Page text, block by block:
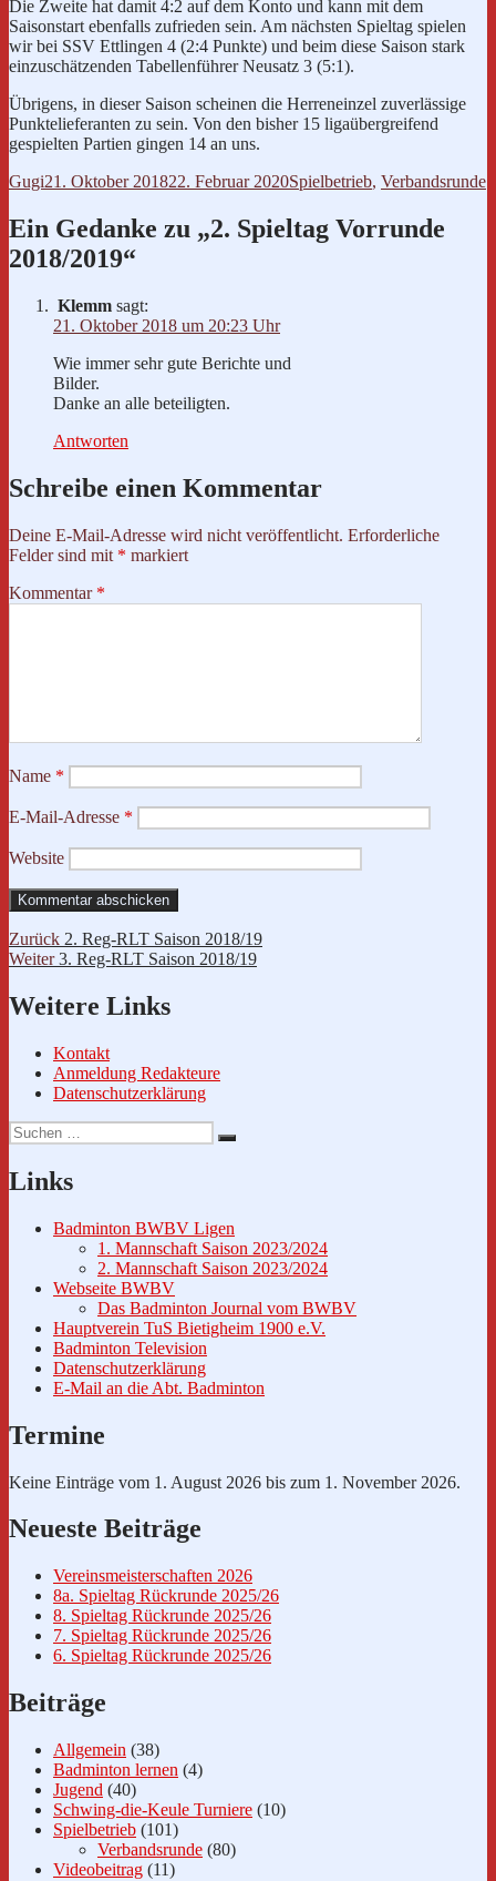
Die Zweite hat damit 4:2 auf dem Konto und kann mit dem
Saisonstart ebenfalls zufrieden sein. Am nächsten Spieltag spielen
wir bei SSV Ettlingen 4 (2:4 Punkte) und beim diese Saison stark
einzuschätzenden Tabellenführer Neusatz 3 (5:1).
Übrigens, in dieser Saison scheinen die Herreneinzel zuverlässige
Punktelieferanten zu sein. Von den bisher 15 ligaübergreifend
gespielten Partien gingen 14 an uns.
Autor
GugiVeröffentlicht
21. Oktober 201822. Februar 2020Kategorien
Spielbetrieb, Verbandsrunde
Ein Gedanke zu „2. Spieltag Vorrunde
2018/2019“
Klemm sagt:
21. Oktober 2018 um 20:23 Uhr
Wie immer sehr gute Berichte und
Bilder.
Danke an alle beteiligten.
Antworten
Schreibe einen Kommentar
Deine E-Mail-Adresse wird nicht veröffentlicht. Erforderliche
Felder sind mit * markiert
Kommentar *
Name *
E-Mail-Adresse *
Website
Beitragsnavigation
Zurück Vorheriger
Beitrag:
2. Reg-RLT Saison 2018/19
Weiter Nächster
3. Reg-RLT Saison 2018/19
Weitere Links
Kontakt
Anmeldung Redakteure
Datenschutzerklärung
Suche
nach:
Suchen
Links
Badminton BWBV Ligen
1. Mannschaft Saison 2023/2024
2. Mannschaft Saison 2023/2024
Webseite BWBV
Das Badminton Journal vom BWBV
Hauptverein TuS Bietigheim 1900 e.V.
Badminton Television
Datenschutzerklärung
E-Mail an die Abt. Badminton
Termine
Keine Einträge vom 1. August 2026 bis zum 1. November 2026.
Neueste Beiträge
Vereinsmeisterschaften 2026
8a. Spieltag Rückrunde 2025/26
8. Spieltag Rückrunde 2025/26
7. Spieltag Rückrunde 2025/26
6. Spieltag Rückrunde 2025/26
Beiträge
Allgemein (38)
Badminton lernen (4)
Jugend (40)
Schwing-die-Keule Turniere (10)
Spielbetrieb (101)
Verbandsrunde (80)
Videobeitrag (11)